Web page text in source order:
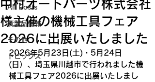
All Posts
新製品情報
その他
トピックス
中村オートパーツ株式会社
様主催の機械工具フェア
2026に出展いたしました
2026年5月23日(土)・5月24日
(日）、埼玉県川越市で行われました機
械工具フェア2026に出展いたしまし